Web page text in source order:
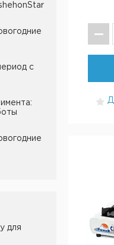
с
для